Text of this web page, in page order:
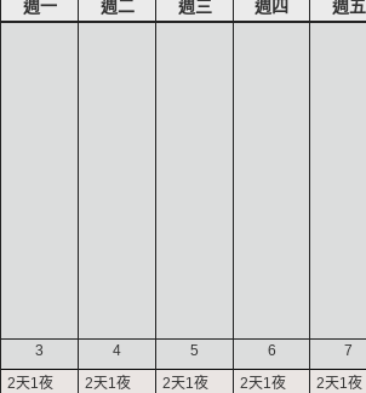
週一 週二 週三 週四 週五
3
4 5 6 7